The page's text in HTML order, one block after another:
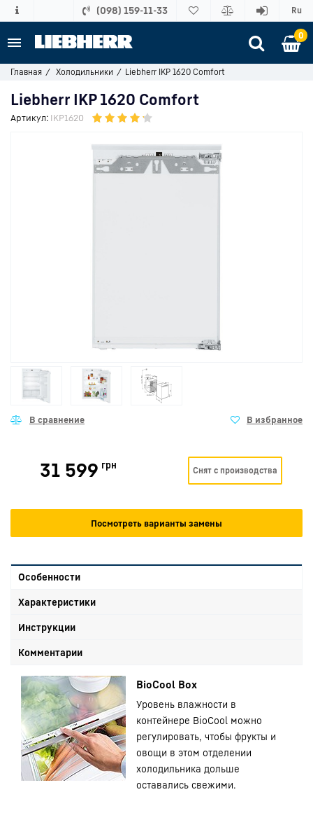
(098) 159-11-33 Ru
0
Главная Холодильники Liebherr IKP 1620 Comfort
Liebherr IKP 1620 Comfort
Артикул: IKP1620
31 599 грн Снят с производства
Посмотреть варианты замены
Особенности
Характеристики
Инструкции
Комментарии
BioCool Box
Уровень влажности в
контейнере BioCool можно
регулировать, чтобы фрукты и
овощи в этом отделении
холодильника дольше
оставались свежими.